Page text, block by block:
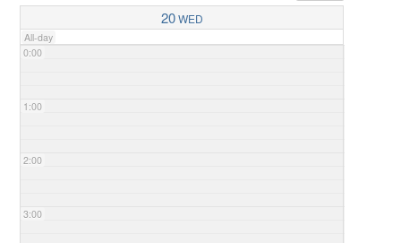
20WED
All-day
0:00
1:00
2:00
3:00